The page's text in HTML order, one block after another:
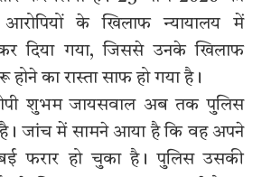
आरोपियों के खिलाफ न्यायालय में
दिया गया, जिससे उनके खिलाफ
होने का रास्ता साफ हो गया है।
शुभम जायसवाल अब तक पुलिस
है। जांच में सामने आया है कि वह अपने
फरार हो चुका है। पुलिस उसकी